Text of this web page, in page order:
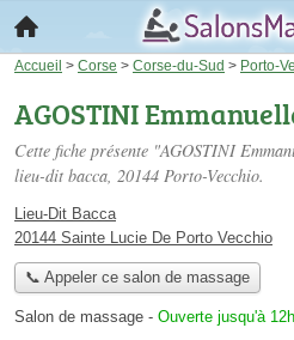
Accueil > Corse > Corse-du-Sud > Porto-
AGOSTINI
Cette fiche présente "AGOSTINI
lieu-dit bacca, 20144 Porto-Vecchio.
Lieu-Dit Bacca
20144 Sainte Lucie De Porto Vecchio
📞 Appeler ce salon de massage
Salon de massage - Ouverte jusqu'à